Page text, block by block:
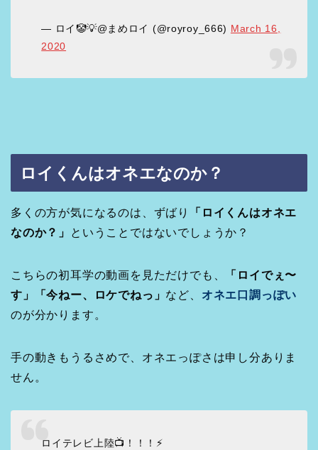
— ロイ🤡💡@まめロイ (@royroy_666) March 16,
2020
ロイくんはオネエなのか？
多くの方が気になるのは、ずばり
「ロイくんはオネエ
なのか？」
ということではないでしょうか？
こちらの初耳学の動画を見ただけでも、
「ロイでぇ〜
す」「今ねー、ロケでねっ」 など、 オネエ口調っぽい
のが分かります。
手の動きもうるさめで、オネエっぽさは申し分ありま
せん。
ロイテレビ上陸📺！！！⚡️